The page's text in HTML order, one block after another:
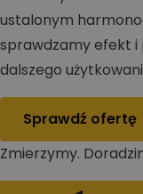
ustalonym
sprawdzamy efekt
dalszego
Sprawdź ofertę
Zmierzymy.